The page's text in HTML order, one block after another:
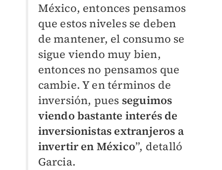
México, entonces pensamos
que estos niveles se deben
de mantener, el consumo se
sigue viendo muy bien,
entonces no pensamos que
cambie. Y en términos de
inversión, pues seguimos
viendo bastante interés de
inversionistas extranjeros a
invertir en México”, detalló
Garcia.